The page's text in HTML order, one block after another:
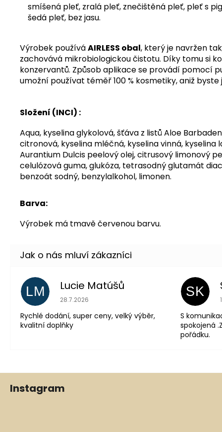
smíšená pleť, zralá pleť, znečištěná pleť, pleť s
šedá pleť, bez jasu.
Výrobek používáAIRLESS obal, který je navržen
zachovává mikrobiologickou čistotu. Díky tomu si
konzervantů. Způsob aplikace se provádí pomocí
umožní používat téměř 100 % kosmetiky, aniž
Složení (INCI) :
Aqua, kyselina glykolová, šťáva z listů Aloe
citronová, kyselina mléčná, kyselina vinná,
Aurantium Dulcis peelový olej, citrusový limonový
celulózová guma, glukóza, tetrasodný glutamát
benzoát sodný, benzylalkohol, limonen.
Barva:
Výrobek má tmavě červenou barvu.
LM Lucie Matúšů
Hodnocení obchodu je 5 z 5 hvězdiček.
28.7.2026
Rychlé dodání, super ceny, velký výběr,
kvalitní doplňky
SK
S
spokojená
pořádku.
Z
Instagram